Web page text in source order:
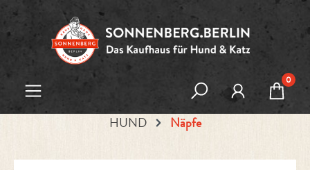
Zum Hauptinhalt springen
0
HUND Näpfe